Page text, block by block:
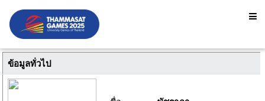
ข้อมูลทั่วไป